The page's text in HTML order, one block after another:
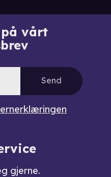
vårt
Send
gjerne.